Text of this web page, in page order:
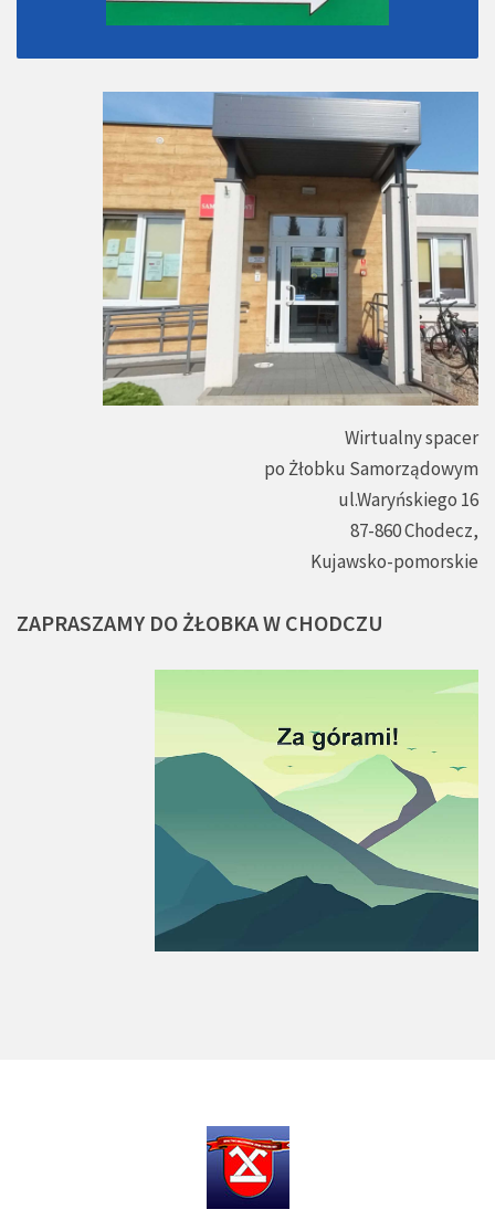
Wirtualny spacer
po Żłobku Samorządowym
ul.Waryńskiego 16
87-860 Chodecz,
Kujawsko-pomorskie
ZAPRASZAMY DOŻŁOBKAW CHODCZU